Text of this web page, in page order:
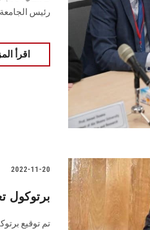
رئيس الجامعة
اقرأ
2022-11-20
برتوكول
تم توقيع